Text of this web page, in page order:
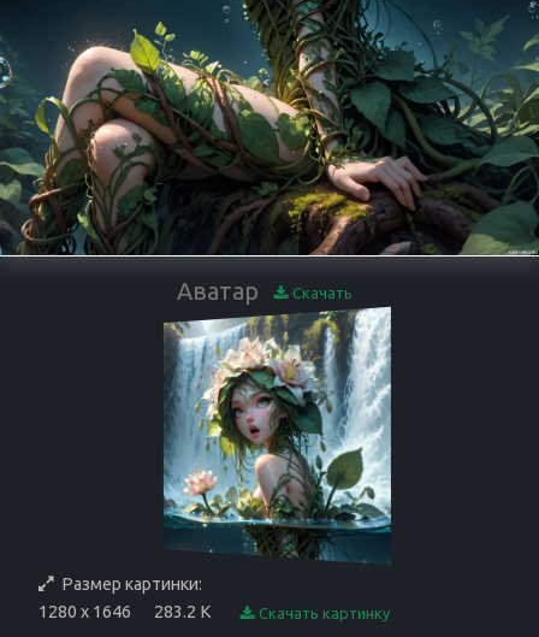
Аватар Скачать
Размер картинки:
1280 x 1646
283.2 K Скачать картинку